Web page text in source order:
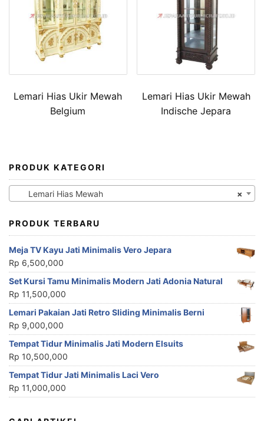
Lemari Hias Ukir Mewah
Belgium
Lemari Hias Ukir Mewah
Indische Jepara
PRODUK KATEGORI
×
Lemari Hias Mewah
PRODUK TERBARU
Meja TV Kayu Jati Minimalis Vero Jepara
Rp 6,500,000
Set Kursi Tamu Minimalis Modern Jati Adonia Natural
Rp 11,500,000
Lemari Pakaian Jati Retro Sliding Minimalis Berni
Rp 9,000,000
Tempat Tidur Minimalis Jati Modern Elsuits
Rp 10,500,000
Tempat Tidur Jati Minimalis Laci Vero
Rp 11,000,000